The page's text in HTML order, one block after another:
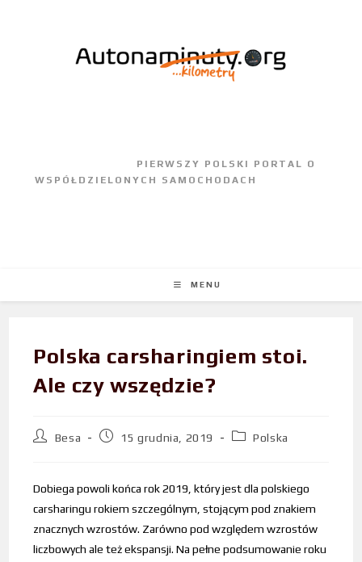
MENU
Polska carsharingiem stoi.
Ale czy wszędzie?
Besa 15 grudnia, 2019 Polska
Dobiega powoli końca rok 2019, który jest dla polskiego
carsharingu rokiem szczególnym, stojącym pod znakiem
znacznych wzrostów. Zarówno pod względem wzrostów
liczbowych ale też ekspansji. Na pełne podsumowanie roku